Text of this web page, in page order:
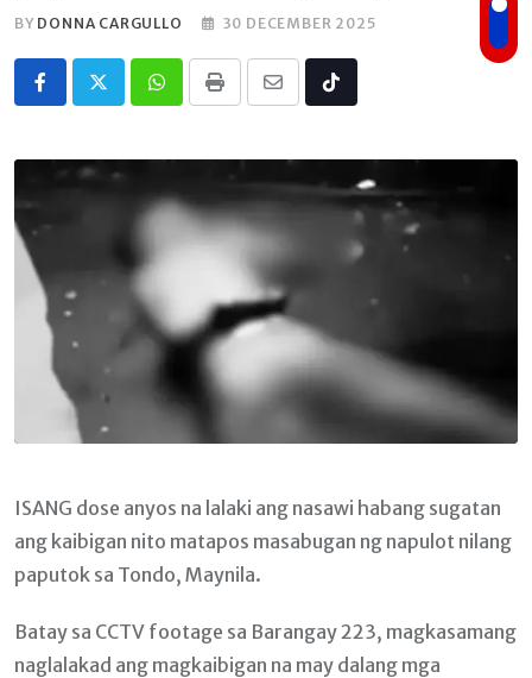
BY DONNA CARGULLO 30 DECEMBER 2025
Whatsapp
Print
Share
Email
Tiktok
ISANG dose anyos na lalaki ang nasawi habang sugatan
ang kaibigan nito matapos masabugan ng napulot nilang
paputok sa Tondo, Maynila.
Batay sa CCTV footage sa Barangay 223, magkasamang
naglalakad ang magkaibigan na may dalang mga